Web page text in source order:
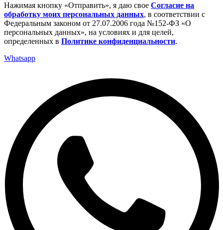
Нажимая кнопку «Отправить», я даю свое Cогласие на
обработку моих персональных данных, в соответствии с
Федеральным законом от 27.07.2006 года №152-ФЗ «О
персональных данных», на условиях и для целей,
определенных в Политике конфиденциальности.
Whatsapp